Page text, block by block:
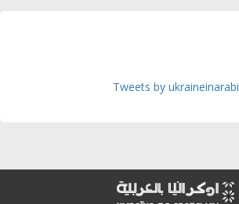
Tweets by ukraineinarabi